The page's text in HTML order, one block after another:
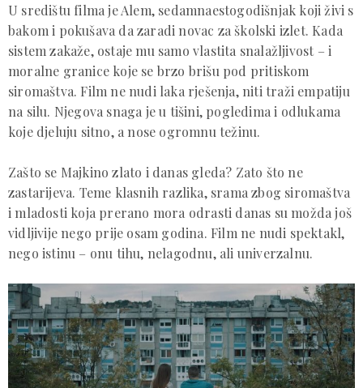
U središtu filma je Alem, sedamnaestogodišnjak koji živi s
bakom i pokušava da zaradi novac za školski izlet. Kada
sistem zakaže, ostaje mu samo vlastita snalažljivost – i
moralne granice koje se brzo brišu pod pritiskom
siromaštva. Film ne nudi laka rješenja, niti traži empatiju
na silu. Njegova snaga je u tišini, pogledima i odlukama
koje djeluju sitno, a nose ogromnu težinu.
Zašto se Majkino zlato i danas gleda? Zato što ne
zastarijeva. Teme klasnih razlika, srama zbog siromaštva
i mladosti koja prerano mora odrasti danas su možda još
vidljivije nego prije osam godina. Film ne nudi spektakl,
nego istinu – onu tihu, nelagodnu, ali univerzalnu.